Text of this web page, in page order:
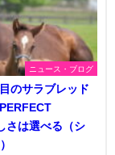
ニュース・ブログ
のサラブレッド
さは選べる（シ